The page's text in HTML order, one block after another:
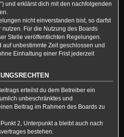
und erklärst dich mit den nachfolgenden
nicht einverstanden bist, so darfst
Für die Nutzung des Boards
Stelle veröffentlichten Regelungen.
auf unbestimmte Zeit geschlossen und
Einhaltung einer Frist jederzeit
erteilst du dem Betreiber ein
unbeschränktes und
Beitrag im Rahmen des Boards zu
2, Unterpunkt a bleibt auch nach
bestehen.